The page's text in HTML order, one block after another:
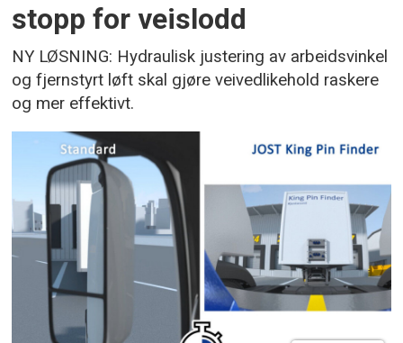
stopp for veislodd
NY LØSNING: Hydraulisk justering av arbeidsvinkel
og fjernstyrt løft skal gjøre veivedlikehold raskere
og mer effektivt.